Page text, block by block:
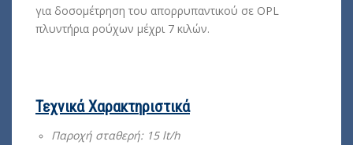
για δοσομέτρηση του απορρυπαντικού σε OPL
πλυντήρια ρούχων μέχρι 7 κιλών.
Τεχνικά Χαρακτηριστικά
Παροχή σταθερή: 15 lt/h